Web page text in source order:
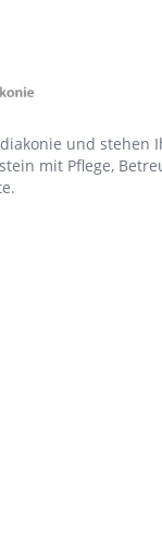
und stehen
mit Pflege,